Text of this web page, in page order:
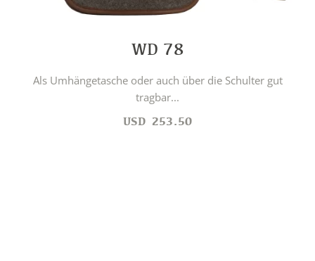
WD 78
Als Umhängetasche oder auch über die Schulter gut
tragbar...
USD 253.50